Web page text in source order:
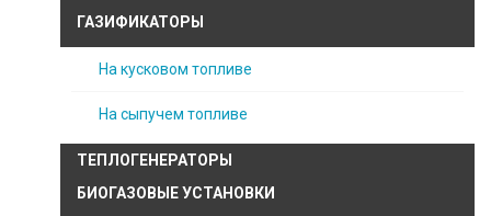
ГАЗИФИКАТОРЫ
На кусковом топливе
На сыпучем топливе
ТЕПЛОГЕНЕРАТОРЫ
БИОГАЗОВЫЕ УСТАНОВКИ